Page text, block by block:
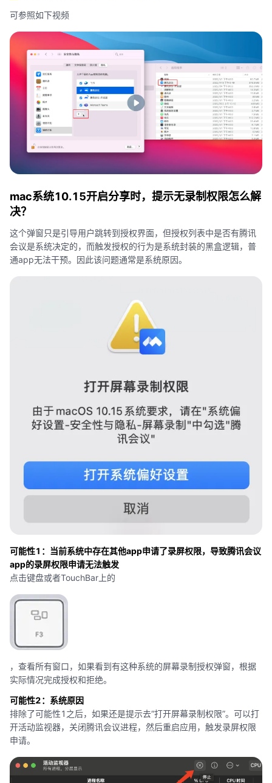
可参照如下视频
mac系统10.15开启分享时，提示无录制权限怎么解
决？
这个弹窗只是引导用户跳转到授权界面，但授权列表中是否有腾讯
会议是系统决定的，而触发授权的行为是系统封装的黑盒逻辑，普
通app无法干预。因此该问题通常是系统原因。
可能性1：当前系统中存在其他app申请了录屏权限，导致腾讯会议
app的录屏权限申请无法触发
点击键盘或者TouchBar上的
，查看所有窗口，如果看到有这种系统的屏幕录制授权弹窗，根据
实际情况完成授权和拒绝。
可能性2：系统原因
排除了可能性1之后，如果还是提示去“打开屏幕录制权限”。可以打
开活动监视器，关闭腾讯会议进程，然后重启应用，触发录屏权限
申请。